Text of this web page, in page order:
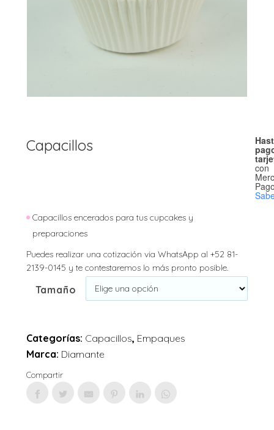
Capacillos
Capacillos encerados para tus cupcakes y
preparaciones
Puedes realizar una cotización via WhatsApp al +52 81-
2139-0145 y te contestaremos lo más pronto posible.
con
Tamaño
Categorías: Capacillos, Empaques
Marca: Diamante
Compartir